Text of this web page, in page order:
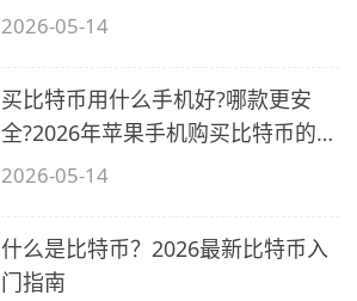
新版)
2026-05-14
买比特币用什么手机好?哪款更安
全?2026年苹果手机购买比特币的完
整教程
2026-05-14
什么是比特币？2026最新比特币入
门指南